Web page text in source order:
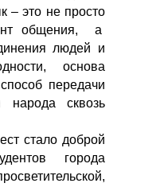
– это не просто
общения, а
людей и
основа
передачи
народа сквозь
стало доброй
города